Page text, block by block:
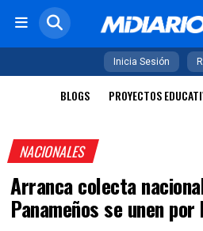
Inicia Sesión
BLOGS PROYECTOS
NACIONALES
Arranca colecta
Panameños se unen